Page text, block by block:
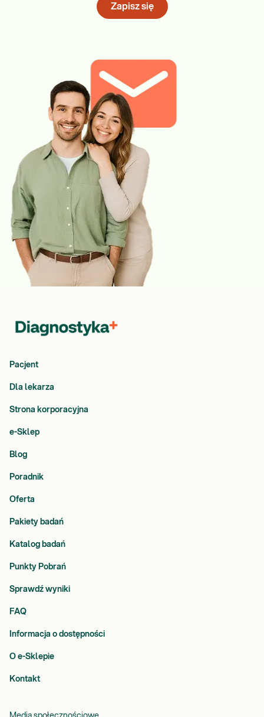
Zapisz się
Pacjent
Dla lekarza
Strona korporacyjna
e-Sklep
Blog
Poradnik
Oferta
Pakiety badań
Katalog badań
Punkty Pobrań
Sprawdź wyniki
FAQ
Informacja o dostępności
O e-Sklepie
Kontakt